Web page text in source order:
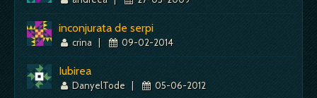
inconjurata de serpi
crina | 09-02-2014
Iubirea
DanyelTode | 05-06-2012